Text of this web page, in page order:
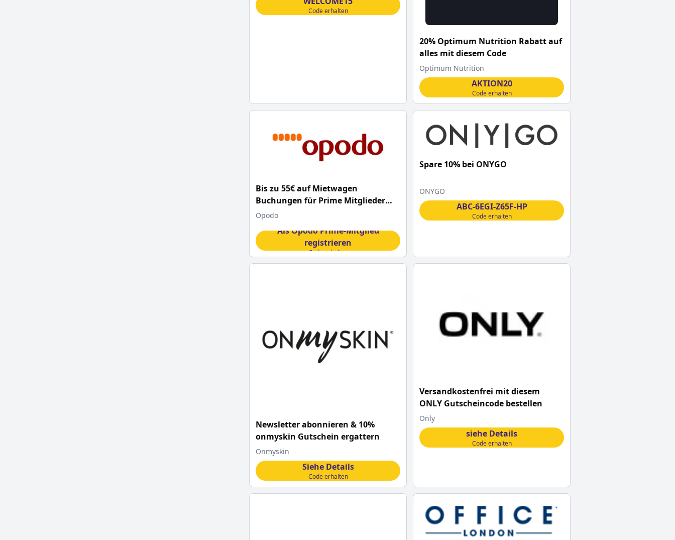
Code erhalten
20% Optimum Nutrition Rabatt auf
alles mit diesem Code
Optimum Nutrition
AKTION20
Code erhalten
Bis zu 55€ auf Mietwagen
Buchungen für Prime Mitglieder
mit diesem Opodo Gutscheincode
Opodo
Als Opodo Prime-Mitglied
registrieren
Code erhalten
Spare 10% bei ONYGO
ONYGO
ABC-6EGI-Z65F-HP
Code erhalten
Newsletter abonnieren & 10%
onmyskin Gutschein ergattern
Onmyskin
Siehe Details
Code erhalten
Versandkostenfrei mit diesem
ONLY Gutscheincode bestellen
Only
siehe Details
Code erhalten